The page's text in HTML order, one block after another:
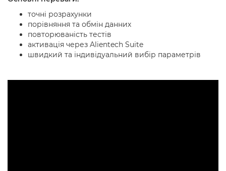
точні розрахунки
порівняння та обмін данних
повторюваність тестів
активація через Alientech Suite
швидкий та індивідуальний вибір параметрів